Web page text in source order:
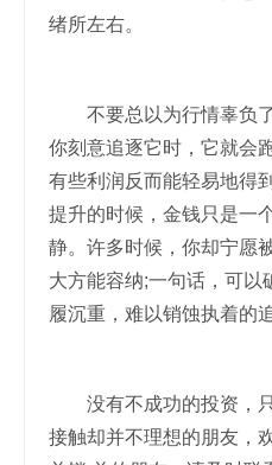
绪所左右。
不要总以为行情辜负了
你刻意追逐它时，它就会
有些利润反而能轻易地得
提升的时候，金钱只是一
静。许多时候，你却宁愿
大方能容纳;一句话，可以
履沉重，难以销蚀执着的
没有不成功的投资，只
接触却并不理想的朋友，